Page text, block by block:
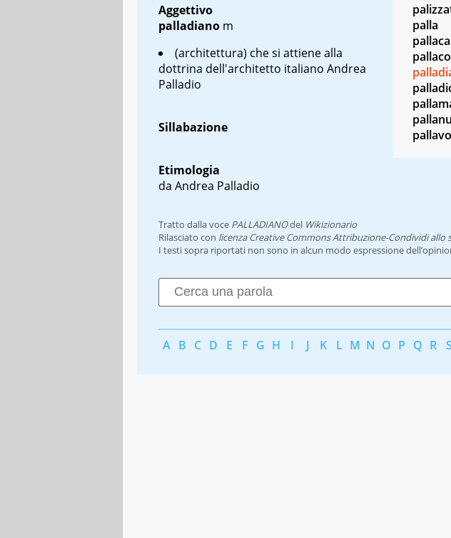
Aggettivo
palladiano m
(architettura) che si attiene alla
dottrina dell'architetto italiano Andrea
Palladio
Sillabazione
Etimologia
da Andrea Palladio
palla
Tratto dalla voce PALLADIANOdel Wikizionario
Rilasciato con licenza Creative Commons Attribuzione-Condividi allo
I testi sopra riportati non sono in alcun modo espressione
A B C D E F G H I J K L M N O P Q R S